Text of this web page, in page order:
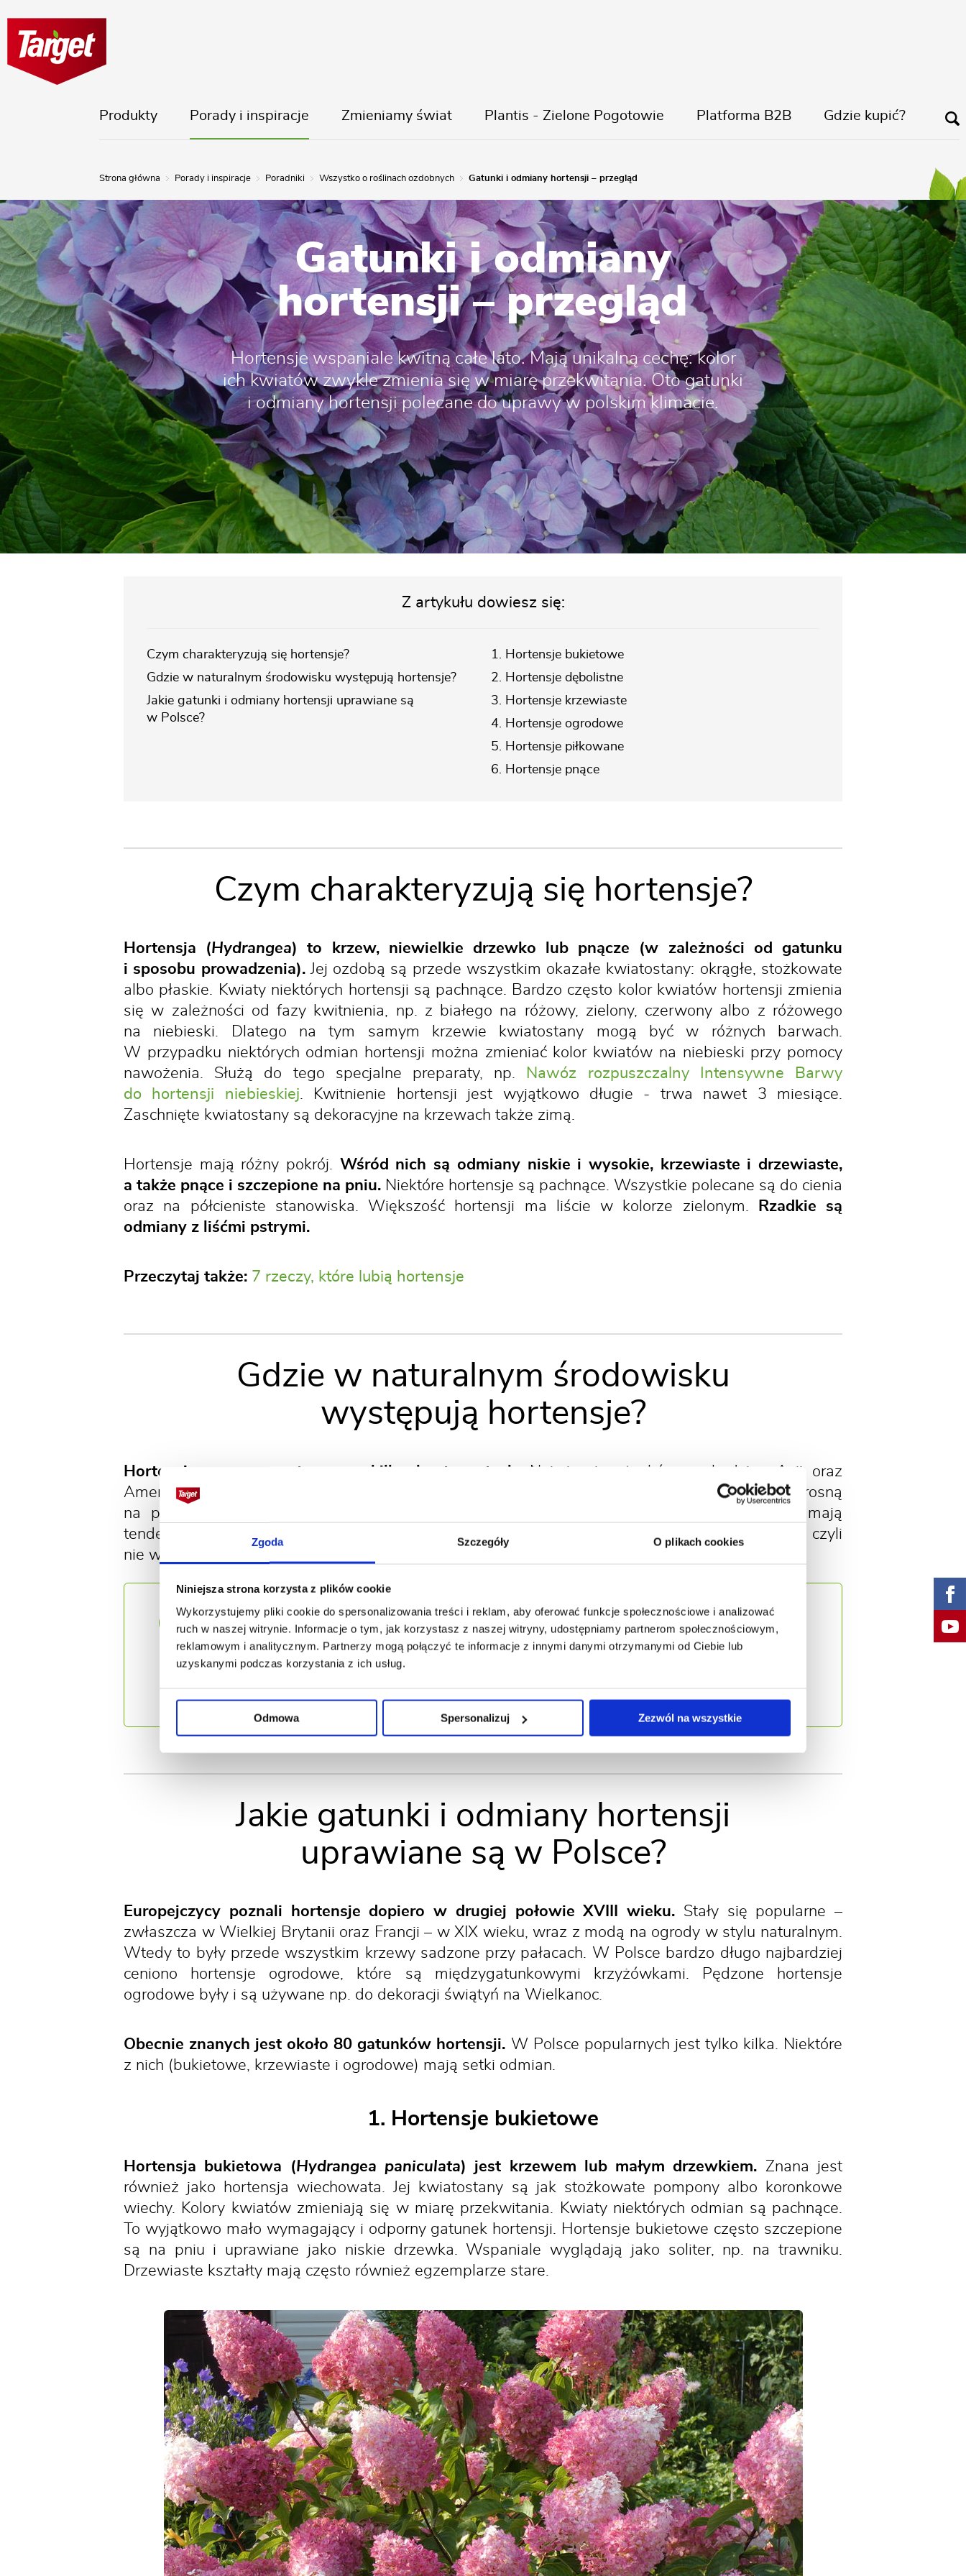
Zgoda Szczegóły O plikach cookies
Niniejsza strona korzysta z plików cookie
Wykorzystujemy pliki cookie do spersonalizowania treści i reklam, aby oferować funkcje społecznościowe i analizować
ruch w naszej witrynie. Informacje o tym, jak korzystasz z naszej witryny, udostępniamy partnerom społecznościowym,
reklamowym i analitycznym. Partnerzy mogą połączyć te informacje z innymi danymi otrzymanymi od Ciebie lub
uzyskanymi podczas korzystania z ich usług.
Odmowa Spersonalizuj Zezwól na wszystkie
Produkty Porady i inspiracje Zmieniamy świat Plantis - Zielone Pogotowie Platforma B2B Gdzie kupić?
Strona główna Porady i inspiracje Poradniki Wszystko o roślinach ozdobnych Gatunki i odmiany hortensji – przegląd
Gatunki i odmiany
hortensji – przegląd
Hortensje wspaniale kwitną całe lato. Mają unikalną cechę: kolor
ich kwiatów zwykle zmienia się w miarę przekwitania. Oto gatunki
i odmiany hortensji polecane do uprawy w polskim klimacie.
Z artykułu dowiesz się:
Czym charakteryzują się hortensje?
Gdzie w naturalnym środowisku występują hortensje?
Jakie gatunki i odmiany hortensji uprawiane są
w Polsce?
1. Hortensje bukietowe
2. Hortensje dębolistne
3. Hortensje krzewiaste
4. Hortensje ogrodowe
5. Hortensje piłkowane
6. Hortensje pnące
Czym charakteryzują się hortensje?
Hortensja (Hydrangea) to krzew, niewielkie drzewko lub pnącze (w zależności od gatunku
i sposobu prowadzenia).Jej ozdobą są przede wszystkim okazałe kwiatostany: okrągłe, stożkowate
albo płaskie. Kwiaty niektórych hortensji są pachnące. Bardzo często kolor kwiatów hortensji zmienia
się w zależności od fazy kwitnienia, np. z białego na różowy, zielony, czerwony albo z różowego
na niebieski. Dlatego na tym samym krzewie kwiatostany mogą być w różnych barwach.
W przypadku niektórych odmian hortensji można zmieniać kolor kwiatów na niebieski przy pomocy
nawożenia. Służą do tego specjalne preparaty, np.
Nawóz rozpuszczalny Intensywne Barwy
do hortensji niebieskiej . Kwitnienie hortensji jest wyjątkowo długie - trwa nawet 3 miesiące.
Zaschnięte kwiatostany są dekoracyjne na krzewach także zimą.
Hortensje mają różny pokrój. Wśród nich są odmiany niskie i wysokie, krzewiaste i drzewiaste,
a także pnące i szczepione na pniu. Niektóre hortensje są pachnące. Wszystkie polecane są do cienia
oraz na półcieniste stanowiska. Większość hortensji ma liście w kolorze zielonym.
Rzadkie są
odmiany z liśćmi pstrymi.
Przeczytaj także: 7 rzeczy, które lubią hortensje
Gdzie w naturalnym środowisku
występują hortensje?
Hortensje rosną w naturze na kilku kontynentach.
Najwięcej gatunków pochodzi z Azji oraz
Ameryki Południowej i Ameryki Północnej. W naturalnych warunkach hortensje często rosną
na polanach, skrajach lasów, stokach górskich, wzdłuż morskich wybrzeży. Hortensje nie mają
tendencji do „uciekania z ogrodów”. Wynika to z tego, że ich kwiaty są często sterylne, czyli
nie wydają nasion.
?
Hortensja otrzymała nazwę na cześć Nicole-Reine Lepaute (1723-1788)
- francuskiej astronomki i matematyczki. Przyjaciele i rodzina nazywali ją
Hortense. Wśród jej przyjaciół był Philibert Commerson (1727-1773) francuski
botanik oraz lekarz. Odkrył on hortensje w Chinach w połowie XVIII wieku.
Nazwiskiem Lepaute nazwano krater na Księżycu oraz planetoidę.
Jakie gatunki i odmiany hortensji
uprawiane są w Polsce?
Europejczycy poznali hortensje dopiero w drugiej połowie XVIII wieku. Stały się popularne –
zwłaszcza w Wielkiej Brytanii oraz Francji – w XIX wieku, wraz z modą na ogrody w stylu naturalnym.
Wtedy to były przede wszystkim krzewy sadzone przy pałacach. W Polsce bardzo długo najbardziej
ceniono hortensje ogrodowe, które są międzygatunkowymi krzyżówkami. Pędzone hortensje
ogrodowe były i są używane np. do dekoracji świątyń na Wielkanoc.
Obecnie znanych jest około 80 gatunków hortensji. W Polsce popularnych jest tylko kilka. Niektóre
z nich (bukietowe, krzewiaste i ogrodowe) mają setki odmian.
1. Hortensje bukietowe
Hortensja bukietowa (Hydrangea paniculata) jest krzewem lub małym drzewkiem. Znana jest
również jako hortensja wiechowata. Jej kwiatostany są jak stożkowate pompony albo koronkowe
wiechy. Kolory kwiatów zmieniają się w miarę przekwitania. Kwiaty niektórych odmian są pachnące.
To wyjątkowo mało wymagający i odporny gatunek hortensji. Hortensje bukietowe często szczepione
są na pniu i uprawiane jako niskie drzewka. Wspaniale wyglądają jako soliter, np. na trawniku.
Drzewiaste kształty mają często również egzemplarze stare.